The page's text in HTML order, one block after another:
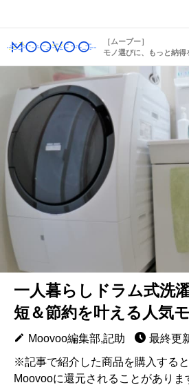
［ムーブー］
モノ選びに、もっと納得
一人暮らしドラム式洗
短＆節約を叶える人気
Moovoo編集部,記助
最終更
※記事で紹介した商品を購入する
Moovooに還元されることがありま